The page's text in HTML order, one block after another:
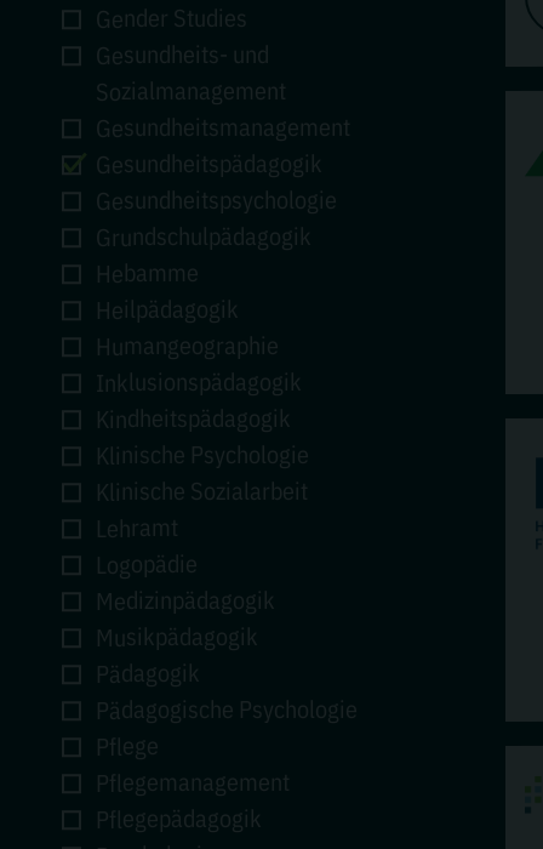
Gender Studies
Gesundheits- und
Sozialmanagement
Gesundheitsmanagement
Gesundheitspädagogik
Gesundheitspsychologie
Grundschulpädagogik
Hebamme
Heilpädagogik
Humangeographie
Inklusionspädagogik
Kindheitspädagogik
Klinische Psychologie
Klinische Sozialarbeit
Lehramt
Logopädie
Medizinpädagogik
Musikpädagogik
Pädagogik
Pädagogische Psychologie
Pflege
Pflegemanagement
Pflegepädagogik